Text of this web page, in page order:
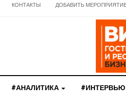
КОНТАКТЫ ДОБАВИТЬ
#АНАЛИТИКА #ИНТЕРВЬЮ